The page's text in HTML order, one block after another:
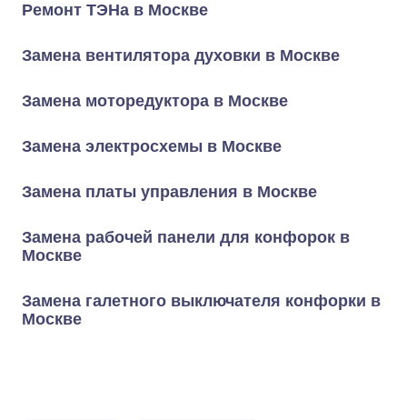
Ремонт ТЭНа в Москве
Замена вентилятора духовки в Москве
Замена моторедуктора в Москве
Замена электросхемы в Москве
Замена платы управления в Москве
Замена рабочей панели для конфорок в
Москве
Замена галетного выключателя конфорки в
Москве